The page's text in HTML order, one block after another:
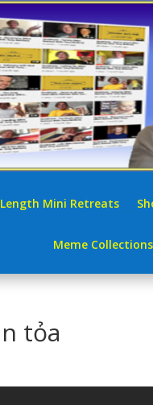
Mini Retreats
Meme Collections
tỏa